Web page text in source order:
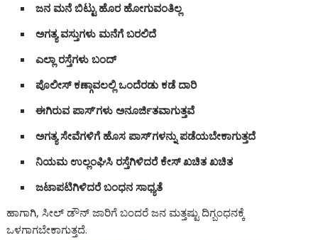
ಜನ ಮನೆ ಬಿಟ್ಟು ಹೊರ ಹೋಗುವಂತಿಲ್ಲ
ಅಗತ್ಯ ವಸ್ತುಗಳು ಮನೆಗೆ ಬರಲಿದೆ
ಎಲ್ಲಾ ರಸ್ತೆಗಳು ಬಂದ್
ಪೊಲೀಸ್ ಕಣ್ಗಾವಲಲ್ಲಿ ಒಂದೆರಡು ಕಡೆ ದಾರಿ
ಈಗಿರುವ ಪಾಸ್’ಗಳು ಅನೂರ್ಜಿತವಾಗುತ್ತವೆ
ಅಗತ್ಯ ಸೇವೆಗಳಿಗೆ ಹೊಸ ಪಾಸ್’ಗಳನ್ನು ಪಡೆಯಬೇಕಾಗುತ್ತದೆ
ನಿಯಮ ಉಲ್ಲಂಘಿಸಿ ರಸ್ತೆಗಿಳಿದರೆ ಕೇಸ್ ಖಚಿತ ಖಚಿತ
ಜಟಾಪಟಿಗಿಳಿದರೆ ಬಂಧನ ಸಾಧ್ಯತೆ
ಹಾಗಾಗಿ, ಸೀಲ್ ಡೌನ್ ಜಾರಿಗೆ ಬಂದರೆ ಜನ ಮತ್ತಷ್ಟು ದಿಗ್ಬಂಧನಕ್ಕೆ
ಒಳಗಾಗಬೇಕಾಗುತ್ತದೆ.